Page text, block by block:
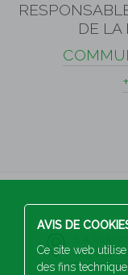
DE LA
San Juan
50015
AVIS DE
Ce site web
des fins